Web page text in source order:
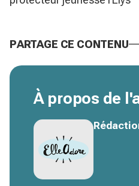
PARTAGE CE CONTENU
À propos de